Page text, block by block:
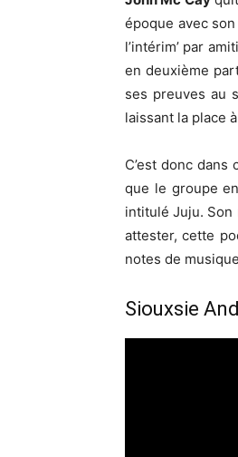
époque avec
l’intérim’ par
en deuxième
ses preuves au
laissant la place
C’est donc
que le groupe
intitulé Juju. Son
attester, cette
notes de
Siouxsie